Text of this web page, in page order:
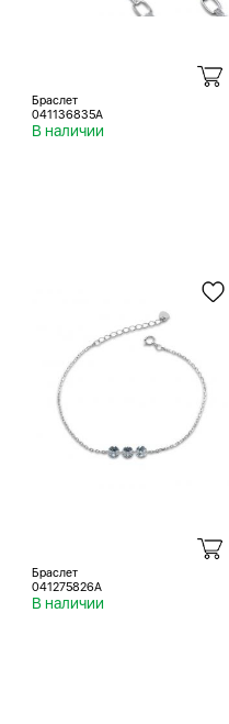
Браслет
041136835A
В наличии
Браслет
041275826A
В наличии